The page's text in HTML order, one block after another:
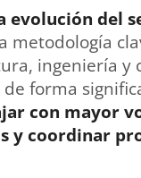
evolución del
metodología
ingeniería y
forma
con mayor
y coordinar